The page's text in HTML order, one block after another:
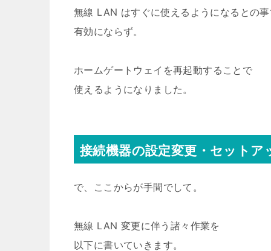
無線 LAN はすぐに使えるようになるとの事
有効にならず。
ホームゲートウェイを再起動することで
使えるようになりました。
接続機器の設定変更・セットア
で、ここからが手間でして。
無線 LAN 変更に伴う諸々作業を
以下に書いていきます。